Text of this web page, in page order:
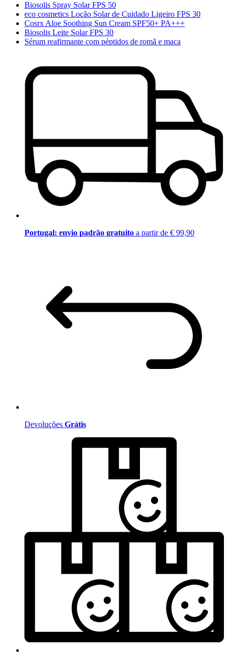
Biosolis Spray Solar FPS 50
eco cosmetics Loção Solar de Cuidado Ligeiro FPS 30
Cosrx Aloe Soothing Sun Cream SPF50+ PA+++
Biosolis Leite Solar FPS 30
Sérum reafirmante com péptidos de romã e maca
Portugal: envio padrão gratuito a partir de € 99,90
Devoluções Grátis